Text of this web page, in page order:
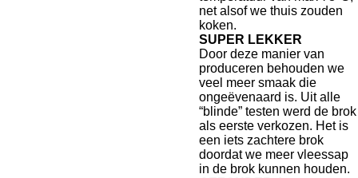
net alsof we thuis zouden
koken.
SUPER LEKKER
Door deze manier van
produceren behouden we
veel meer smaak die
ongeëvenaard is. Uit alle
“blinde” testen werd de brok
als eerste verkozen. Het is
een iets zachtere brok
doordat we meer vleessap
in de brok kunnen houden.